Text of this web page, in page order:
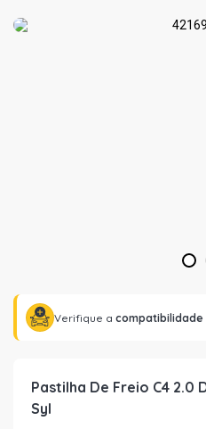
1
Verifique a compatibilidade
Pastilha De Freio C4 2.0
Syl